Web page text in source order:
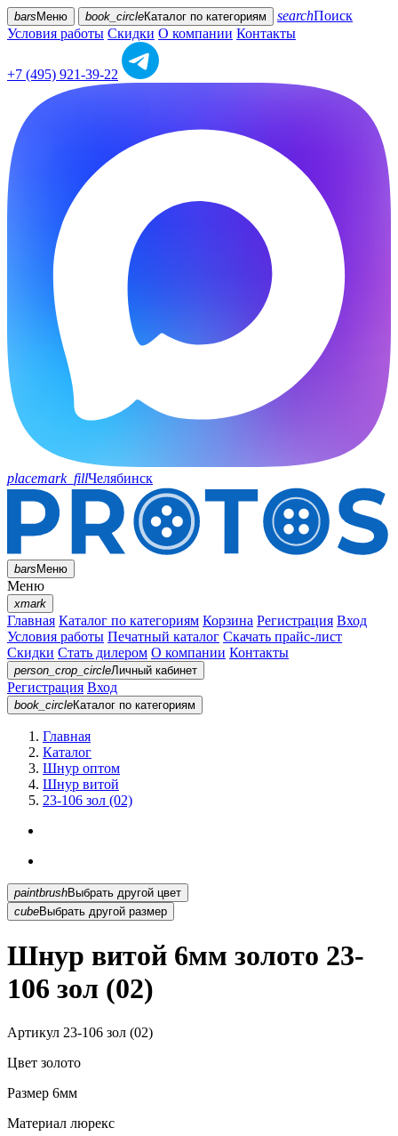
bars Меню book_circleКаталог по категориям searchПоиск
Условия работы Скидки О компании Контакты
+7 (495) 921-39-22
placemark_fillЧелябинск
barsМеню
Меню
xmark
Главная Каталог по категориям Корзина Регистрация Вход
Условия работы Печатный каталог Скачать прайс-лист
Скидки Стать дилером О компании Контакты
person_crop_circleЛичный кабинет
Регистрация Вход
book_circleКаталог по категориям
Главная
Каталог
Шнур оптом
Шнур витой
23-106 зол (02)
paintbrush
Выбрать другой цвет
cubeВыбрать другой размер
Шнур витой 6мм золото 23-
106 зол (02)
Артикул 23-106 зол (02)
Цвет золото
Размер 6мм
Материал люрекс